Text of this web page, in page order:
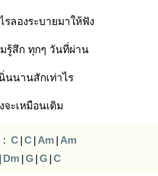
รลองระบายมาให้ฟัง
รู้สึก ทุกๆ วันที่ผ่าน
นนานสักเท่าไร
จะเหมือนเดิม
: C | C | Am | Am
| Dm | G | G | C